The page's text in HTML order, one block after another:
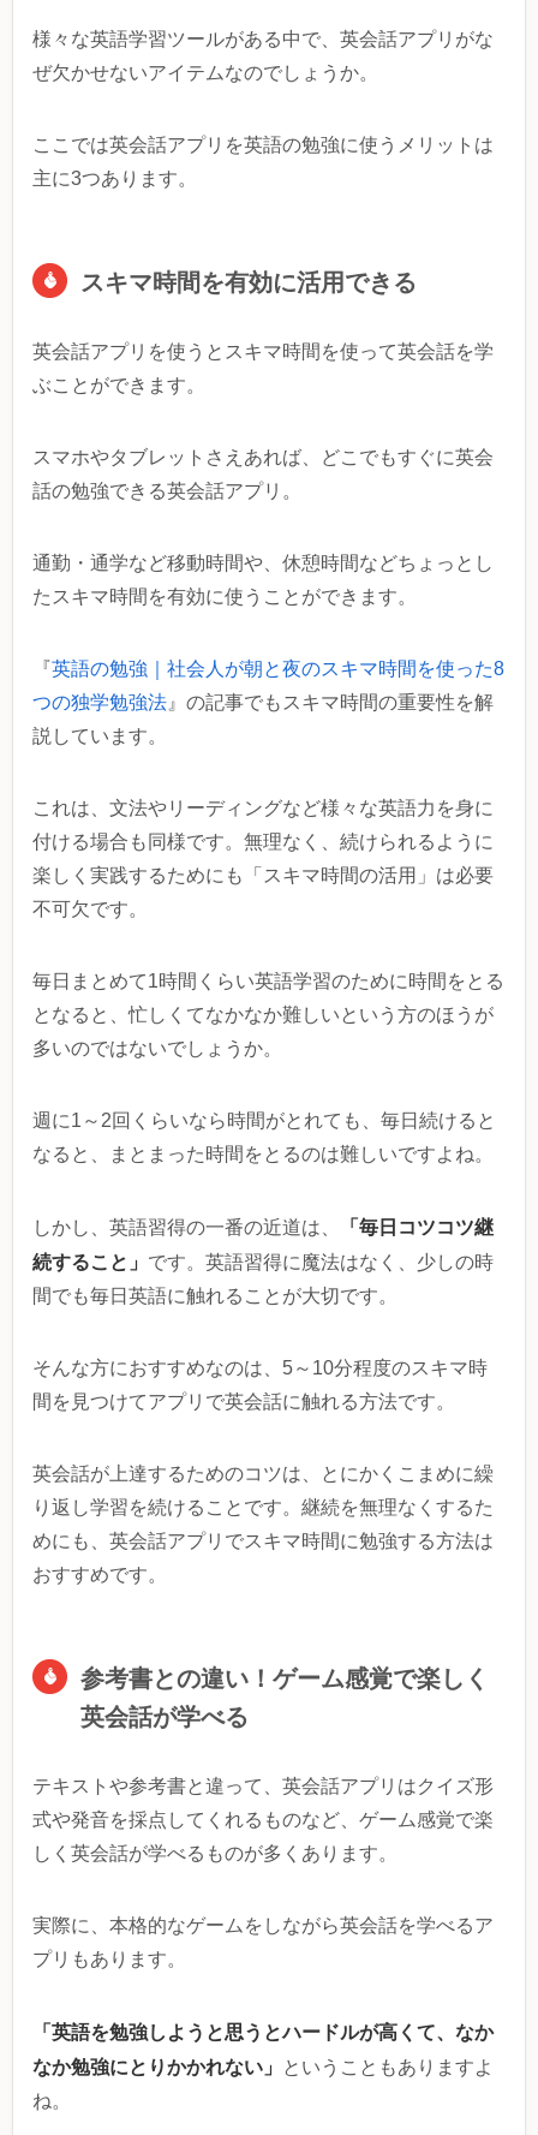
様々な英語学習ツールがある中で、英会話アプリがな
ぜ欠かせないアイテムなのでしょうか。
ここでは英会話アプリを英語の勉強に使うメリットは
主に3つあります。
スキマ時間を有効に活用できる
英会話アプリを使うとスキマ時間を使って英会話を学
ぶことができます。
スマホやタブレットさえあれば、どこでもすぐに英会
話の勉強できる英会話アプリ。
通勤・通学など移動時間や、休憩時間などちょっとし
たスキマ時間を有効に使うことができます。
『英語の勉強｜社会人が朝と夜のスキマ時間を使った8
つの独学勉強法 』の記事でもスキマ時間の重要性を解
説しています。
これは、文法やリーディングなど様々な英語力を身に
付ける場合も同様です。無理なく、続けられるように
楽しく実践するためにも「スキマ時間の活用」は必要
不可欠です。
毎日まとめて1時間くらい英語学習のために時間をとる
となると、忙しくてなかなか難しいという方のほうが
多いのではないでしょうか。
週に1～2回くらいなら時間がとれても、毎日続けると
なると、まとまった時間をとるのは難しいですよね。
しかし、英語習得の一番の近道は、
「毎日コツコツ継
続すること」 です。英語習得に魔法はなく、少しの時
間でも毎日英語に触れることが大切です。
そんな方におすすめなのは、5～10分程度のスキマ時
間を見つけてアプリで英会話に触れる方法です。
英会話が上達するためのコツは、とにかくこまめに繰
り返し学習を続けることです。継続を無理なくするた
めにも、英会話アプリでスキマ時間に勉強する方法は
おすすめです。
参考書との違い！ゲーム感覚で楽しく
英会話が学べる
テキストや参考書と違って、英会話アプリはクイズ形
式や発音を採点してくれるものなど、ゲーム感覚で楽
しく英会話が学べるものが多くあります。
実際に、本格的なゲームをしながら英会話を学べるア
プリもあります。
「英語を勉強しようと思うとハードルが高くて、なか
なか勉強にとりかかれない」
ということもありますよ
ね。